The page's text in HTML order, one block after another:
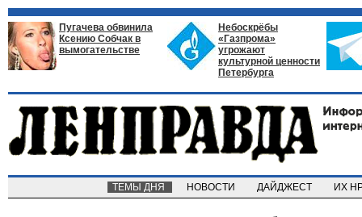
Пугачева обвинила
Ксению Собчак в
вымогательстве
Небоскрёбы
«Газпрома»
угрожают
культурной ценности
Петербурга
ТЕМЫ ДНЯ НОВОСТИ ДАЙДЖЕСТ ИХ